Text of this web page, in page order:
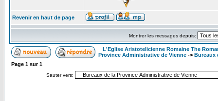
Revenir en haut de page
Montrer les messages depuis:
L'Eglise Aristotelicienne Romaine The
Province Administrative de Vienne -> Bureaux
Page 1 sur1
Sauter vers: